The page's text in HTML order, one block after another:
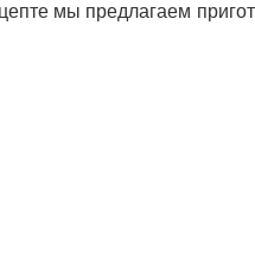
мы предлагаем